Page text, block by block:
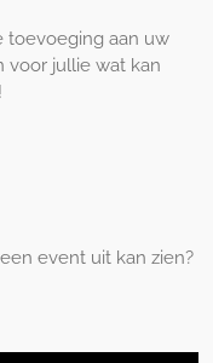
toevoeging aan uw
jullie wat kan
event uit kan zien?